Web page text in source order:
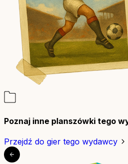
Poznaj inne planszówki tego
Przejdź do gier tego wydawcy